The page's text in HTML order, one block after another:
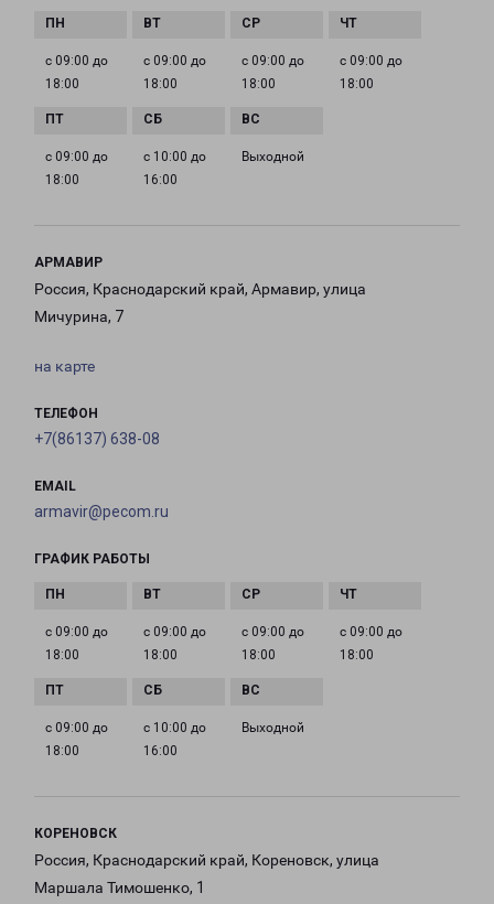
с 09:00 до
18:00
с 09:00 до
18:00
с 09:00 до
18:00
с 09:00 до
18:00
с 09:00 до
18:00
с 10:00 до
16:00
Выходной
АРМАВИР
Россия, Краснодарский край, Армавир, улица
Мичурина, 7
на карте
ТЕЛЕФОН
+7(86137) 638-08
EMAIL
armavir@pecom.ru
ГРАФИК РАБОТЫ
с 09:00 до
18:00
с 09:00 до
18:00
с 09:00 до
18:00
с 09:00 до
18:00
с 09:00 до
18:00
с 10:00 до
16:00
Выходной
КОРЕНОВСК
Россия, Краснодарский край, Кореновск, улица
Маршала Тимошенко, 1